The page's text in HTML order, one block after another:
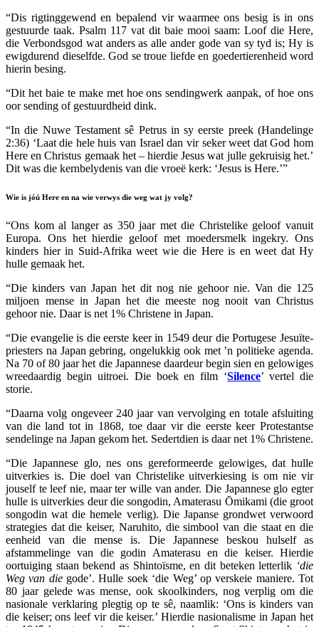
“Dis rigtinggewend en bepalend vir waarmee ons besig is in ons
gestuurde taak. Psalm 117 vat dit baie mooi saam: Loof die Here,
die Verbondsgod wat anders as alle ander gode van sy tyd is; Hy is
ewigdurend dieselfde. God se troue liefde en goedertierenheid word
hierin besing.
“Dit het baie te make met hoe ons sendingwerk aanpak, of hoe ons
oor sending of gestuurdheid dink.
“In die Nuwe Testament sê Petrus in sy eerste preek (Handelinge
2:36) ‘Laat die hele huis van Israel dan vir seker weet dat God hom
Here en Christus gemaak het – hierdie Jesus wat julle gekruisig het.’
Dit was die kernbelydenis van die vroeë kerk: ‘Jesus is Here.’”
Wie is jóú Here en na wie verwys die weg wat jy volg?
“Ons kom al langer as 350 jaar met die Christelike geloof vanuit
Europa. Ons het hierdie geloof met moedersmelk ingekry. Ons
kinders hier in Suid-Afrika weet wie die Here is en weet dat Hy
hulle gemaak het.
“Die kinders van Japan het dit nog nie gehoor nie. Van die 125
miljoen mense in Japan het die meeste nog nooit van Christus
gehoor nie. Daar is net 1% Christene in Japan.
“Die evangelie is die eerste keer in 1549 deur die Portugese Jesuïte-
priesters na Japan gebring, ongelukkig ook met ’n politieke agenda.
Na 70 of 80 jaar het die Japannese daardeur begin sien en gelowiges
wreedaardig begin uitroei. Die boek en film ‘Silence’ vertel die
storie.
“Daarna volg ongeveer 240 jaar van vervolging en totale afsluiting
van die land tot in 1868, toe daar vir die eerste keer Protestantse
sendelinge na Japan gekom het. Sedertdien is daar net 1% Christene.
“Die Japannese glo, nes ons gereformeerde gelowiges, dat hulle
uitverkies is. Die doel van Christelike uitverkiesing is om nie vir
jouself te leef nie, maar ter wille van ander. Die Japannese glo egter
hulle is uitverkies deur die songodin, Amaterasu Ōmikami (die groot
songodin wat die hemele verlig). Die Japanse grondwet verwoord
strategies dat die keiser, Naruhito, die simbool van die staat en die
eenheid van die mense is. Die Japannese beskou hulself as
afstammelinge van die godin Amaterasu en die keiser. Hierdie
oortuiging staan bekend as Shintoïsme, en dit beteken letterlik ‘die
Weg van diegode’. Hulle soek ‘die Weg’ op verskeie maniere. Tot
80 jaar gelede was mense, ook skoolkinders, nog verplig om die
nasionale verklaring plegtig op te sê, naamlik: ‘Ons is kinders van
die keiser; ons leef vir die keiser.’ Hierdie nasionalisme in Japan het